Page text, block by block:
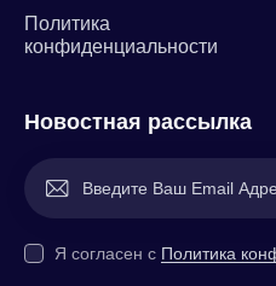
Политика
конфиденциальности
Новостная рассылка
Я согласен с Политика